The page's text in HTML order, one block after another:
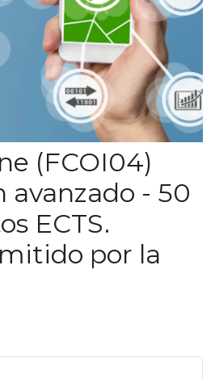
(FCOI04)
avanzado - 50
ECTS.
por la